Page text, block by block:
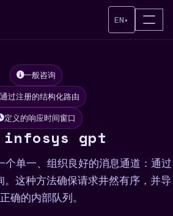
EN▾
一般咨询
通过注册的结构化路由
定义的响应时间窗口
infosys gpt
一、组织良好的消息通道：通过
这种方法确保请求井然有序，并导
确的内部队列。